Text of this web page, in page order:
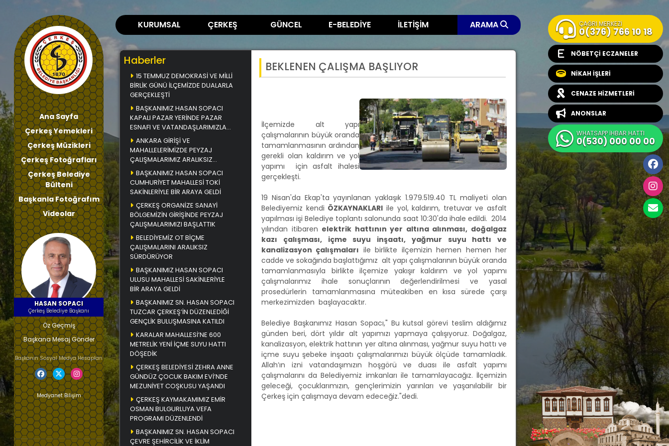
Ana Sayfa
Çerkeş Yemekleri
Çerkeş Müzikleri
Çerkeş Fotoğrafları
Çerkeş Belediye
Bülteni
Başkanla Fotoğrafım
Videolar
HASAN SOPACI
Çerkeş Belediye Başkanı
Öz Geçmiş
Başkana Mesaj Gönder
Başkanın Sosyal Medya Hesapları
Medyanet Bilişim
KURUMSAL ÇERKEŞ GÜNCEL E-BELEDİYE İLETİŞİM ARAMA
Haberler
15 TEMMUZ DEMOKRASİ VE MİLLİ
BİRLİK GÜNÜ İLÇEMİZDE DUALARLA
GERÇEKLEŞTİ
BAŞKANIMIZ HASAN SOPACI
KAPALI PAZAR YERİNDE PAZAR
ESNAFI VE VATANDAŞLARIMIZLA
BİR ARAYA GELDİ
ANKARA GİRİŞİ VE
MAHALLELERİMİZDE PEYZAJ
ÇALIŞMALARIMIZ ARALIKSIZ
DEVAM EDİYOR
BAŞKANIMIZ HASAN SOPACI
CUMHURİYET MAHALLESİ TOKİ
SAKİNLERİYLE BİR ARAYA GELDİ
ÇERKEŞ ORGANİZE SANAYİ
BÖLGEMİZİN GİRİŞİNDE PEYZAJ
ÇALIŞMALARIMIZI BAŞLATTIK
BELEDİYEMİZ OT BİÇME
ÇALIŞMALARINI ARALIKSIZ
SÜRDÜRÜYOR
BAŞKANIMIZ HASAN SOPACI
ULUSU MAHALLESİ SAKİNLERİYLE
BİR ARAYA GELDİ
BAŞKANIMIZ SN. HASAN SOPACI
TUZCAR ÇERKEŞ’İN DÜZENLEDİĞİ
GENÇLİK BULUŞMASINA KATILDI
KARALAR MAHALLESİ’NE 600
METRELİK YENİ İÇME SUYU HATTI
DÖŞEDİK
ÇERKEŞ BELEDİYESİ ZEHRA ANNE
GÜNDÜZ ÇOCUK BAKIM EVİ’NDE
MEZUNİYET COŞKUSU YAŞANDI
ÇERKEŞ KAYMAKAMIMIZ EMİR
OSMAN BULGURLUYA VEFA
PROGRAMI DÜZENLENDİ
BAŞKANIMIZ SN. HASAN SOPACI
ÇEVRE ŞEHİRCİLİK VE İKLİM
BEKLENEN ÇALIŞMA BAŞLIYOR
İlçemizde alt yapı
çalışmalarının büyük oranda
tamamlanmasının ardından
gerekli olan kaldırım ve yol
yapımı için asfalt ihalesi
gerçekleşti.
19 Nisan'da Ekap'ta yayınlanan yaklaşık 1.979.519.40 TL maliyeti olan
Belediyemiz kendi ÖZKAYNAKLARI ile yol, kaldırım, tretuvar ve asfalt
yapılması işi Belediye toplantı salonunda saat 10:30'da ihale edildi. 2014
yılından itibaren elektrik hattının yer altına alınması, doğalgaz
kazı çalışması, içme suyu inşaatı, yağmur suyu hattı ve
kanalizasyon çalışmaları ile birlikte ilçemizin hemen hemen her
cadde ve sokağında başlattığımız alt yapı çalışmalarının büyük oranda
tamamlanmasıyla birlikte ilçemize yakışır kaldırım ve yol yapımı
çalışmalarımız ihale sonuçlarının değerlendirilmesi ve yasal
prosedürlerin tamamlanmasına müteakiben en kısa sürede çarşı
merkezimizden başlayacaktır.
Belediye Başkanımız Hasan Sopacı," Bu kutsal görevi teslim aldığımız
günden beri, dört yıldır alt yapımızı yapmaya çalışıyoruz. Doğalgaz,
kanalizasyon, elektrik hattının yer altına alınması, yağmur suyu hattı ve
içme suyu şebeke inşaatı çalışmalarımızı büyük ölçüde tamamladık.
Allah’ın izni vatandaşımızın hoşgörü ve duası ile asfalt yapımı
çalışmalarını da Belediyemiz imkanları ile tamamlayacağız. İlçemizin
geleceği, çocuklarımızın, gençlerimizin yarınları ve yaşanılabilir bir
Çerkeş için çalışmaya devam edeceğiz."dedi.
ÇAĞRI MERKEZİ
0(376) 766 10 18
NÖBETÇİ ECZANELER
NİKAH İŞLERİ
CENAZE HİZMETLERİ
ANONSLAR
WHATSAPP İHBAR HATTI
0(530) 000 00 00